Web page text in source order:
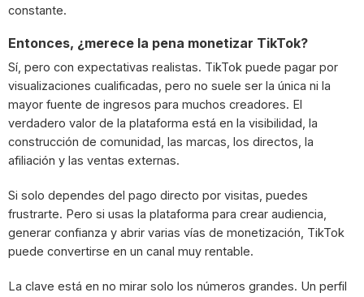
constante.
Entonces, ¿merece la pena monetizar TikTok?
Sí, pero con expectativas realistas. TikTok puede pagar por
visualizaciones cualificadas, pero no suele ser la única ni la
mayor fuente de ingresos para muchos creadores. El
verdadero valor de la plataforma está en la visibilidad, la
construcción de comunidad, las marcas, los directos, la
afiliación y las ventas externas.
Si solo dependes del pago directo por visitas, puedes
frustrarte. Pero si usas la plataforma para crear audiencia,
generar confianza y abrir varias vías de monetización, TikTok
puede convertirse en un canal muy rentable.
La clave está en no mirar solo los números grandes. Un perfil